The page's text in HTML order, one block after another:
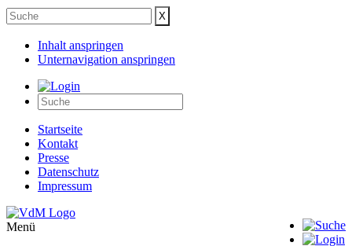
Inhalt anspringen
Unternavigation anspringen
Startseite
Kontakt
Presse
Datenschutz
Impressum
Menü